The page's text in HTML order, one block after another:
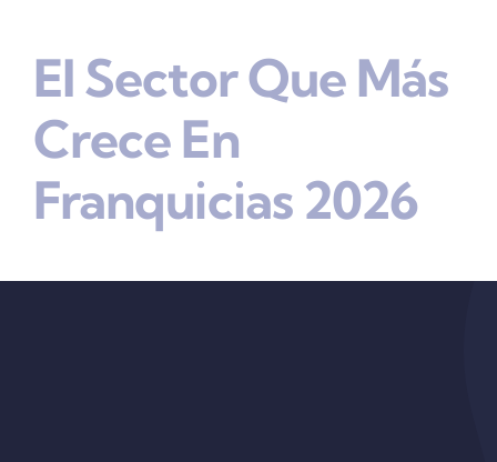
El Sector Que Más
Crece En
Franquicias 2026